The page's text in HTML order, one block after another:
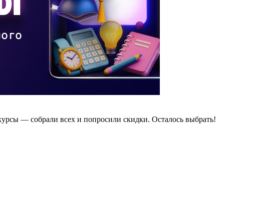
— собрали всех и попросили скидки. Осталось выбрать!